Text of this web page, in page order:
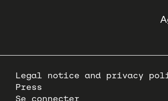
Pied
de
page
Legal notice and privacy
Press
Se connecter